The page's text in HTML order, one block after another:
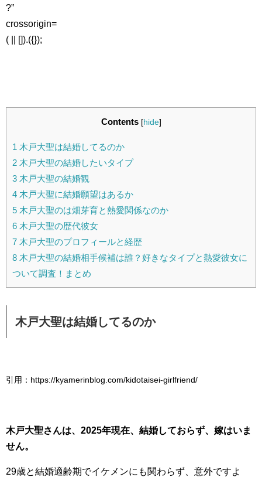
?”
crossorigin=
( || []).({});
Contents [hide]
1 木戸大聖は結婚してるのか
2 木戸大聖の結婚したいタイプ
3 木戸大聖の結婚観
4 木戸大聖に結婚願望はあるか
5 木戸大聖のは畑芽育と熱愛関係なのか
6 木戸大聖の歴代彼女
7 木戸大聖のプロフィールと経歴
8 木戸大聖の結婚相手候補は誰？好きなタイプと熱愛彼女に
ついて調査！まとめ
木戸大聖は結婚してるのか
引用：https://kyamerinblog.com/kidotaisei-girlfriend/
木戸大聖さんは、2025年現在、結婚しておらず、嫁はいま
せん。
29歳と結婚適齢期でイケメンにも関わらず、意外ですよ